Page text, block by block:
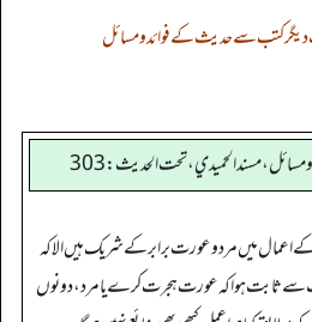
کتب سے حدیث کے فوائد و مسائل
و مسائل، مسند الحميدي، تحت الحديث:303
اعمال میں مرد وعورت برابر کے شریک ہیں الا کہ
ثابت ہوا کہ عورت ہجرت کرے یا مرد، دونوں